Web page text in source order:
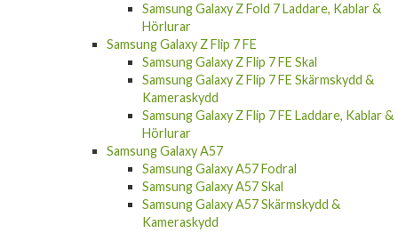
Samsung Galaxy Z Fold 7 Laddare, Kablar &
Hörlurar
Samsung Galaxy Z Flip 7 FE
Samsung Galaxy Z Flip 7 FE Skal
Samsung Galaxy Z Flip 7 FE Skärmskydd &
Kameraskydd
Samsung Galaxy Z Flip 7 FE Laddare, Kablar &
Hörlurar
Samsung Galaxy A57
Samsung Galaxy A57 Fodral
Samsung Galaxy A57 Skal
Samsung Galaxy A57 Skärmskydd &
Kameraskydd